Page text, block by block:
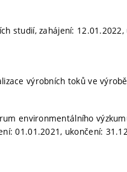
studií, zahájení:
výrobních toků ve
environmentálního
01.01.2021, ukončení: